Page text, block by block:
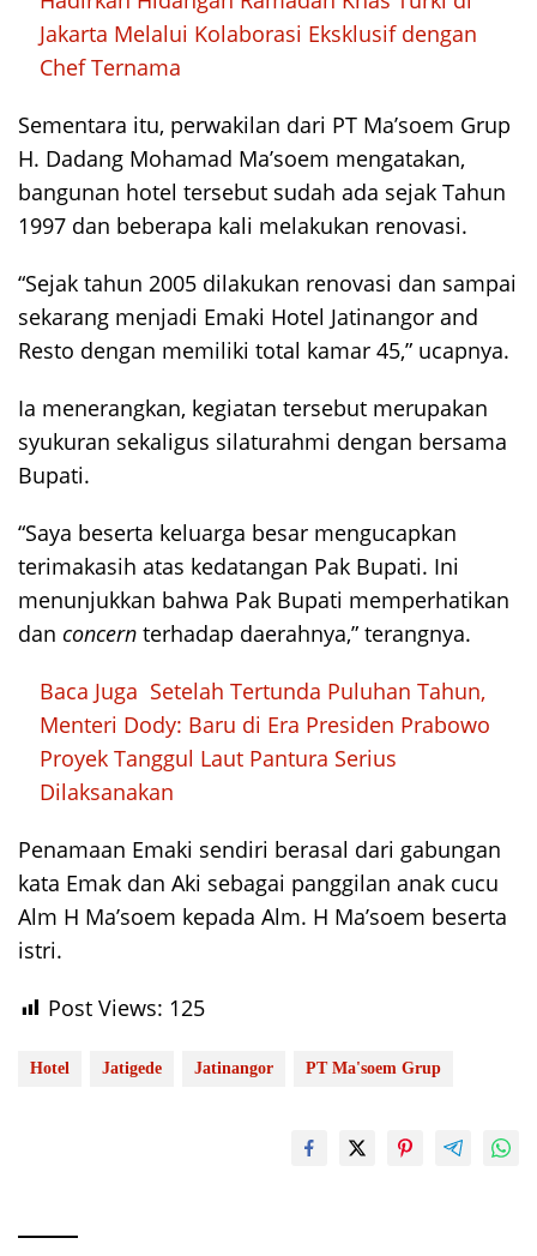
Jakarta Melalui Kolaborasi Eksklusif dengan
Chef Ternama
Sementara itu, perwakilan dari PT Ma’soem Grup
H. Dadang Mohamad Ma’soem mengatakan,
bangunan hotel tersebut sudah ada sejak Tahun
1997 dan beberapa kali melakukan renovasi.
“Sejak tahun 2005 dilakukan renovasi dan sampai
sekarang menjadi Emaki Hotel Jatinangor and
Resto dengan memiliki total kamar 45,” ucapnya.
Ia menerangkan, kegiatan tersebut merupakan
syukuran sekaligus silaturahmi dengan bersama
Bupati.
“Saya beserta keluarga besar mengucapkan
terimakasih atas kedatangan Pak Bupati. Ini
menunjukkan bahwa Pak Bupati memperhatikan
dan concern terhadap daerahnya,” terangnya.
Baca Juga Setelah Tertunda Puluhan Tahun,
Menteri Dody: Baru di Era Presiden Prabowo
Proyek Tanggul Laut Pantura Serius
Dilaksanakan
Penamaan Emaki sendiri berasal dari gabungan
kata Emak dan Aki sebagai panggilan anak cucu
Alm H Ma’soem kepada Alm. H Ma’soem beserta
istri.
Post Views: 125
Hotel Jatigede Jatinangor PT Ma'soem Grup